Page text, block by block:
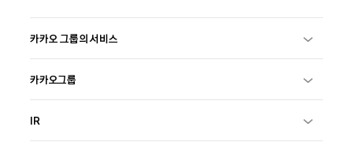
카카오 그룹의 서비스
카카오그룹
IR